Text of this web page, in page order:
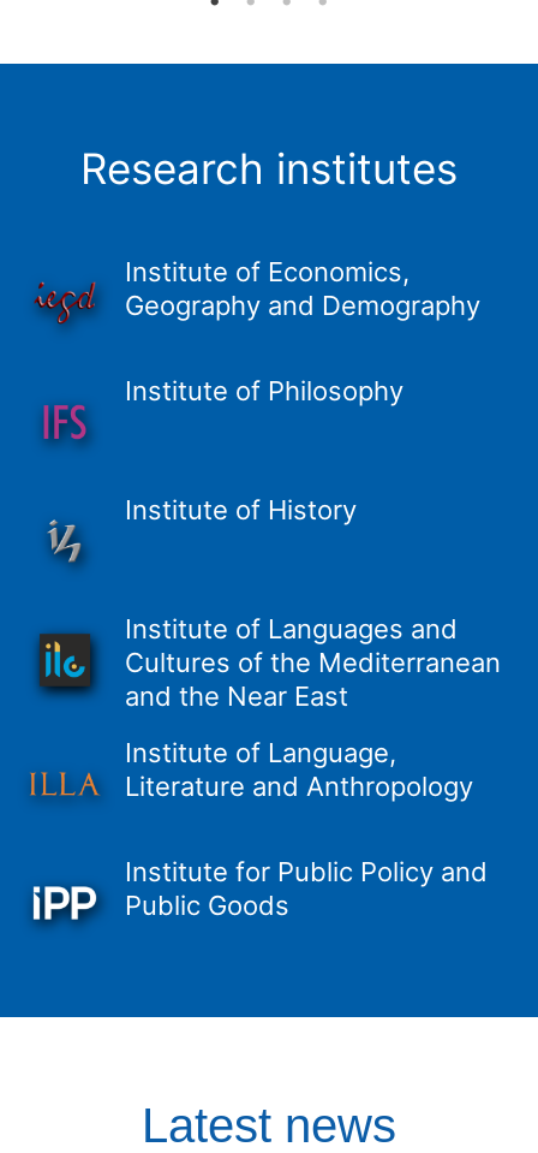
Research institutes
Institute of Economics,
Geography and Demography
Institute of Philosophy
Institute of History
Institute of Languages and
Cultures of the Mediterranean
and the Near East
Institute of Language,
Literature and Anthropology
Institute for Public Policy and
Public Goods
Latest news